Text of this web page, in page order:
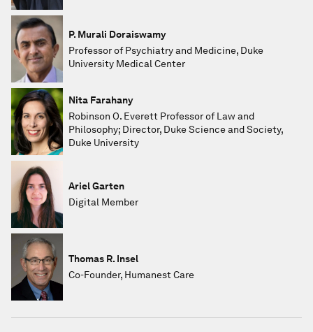
P. Murali Doraiswamy
Professor of Psychiatry and Medicine, Duke
University Medical Center
Nita Farahany
Robinson O. Everett Professor of Law and
Philosophy; Director, Duke Science and Society,
Duke University
Ariel Garten
Digital Member
Thomas R. Insel
Co-Founder, Humanest Care